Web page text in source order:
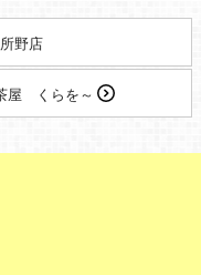
野店
屋 くらを～